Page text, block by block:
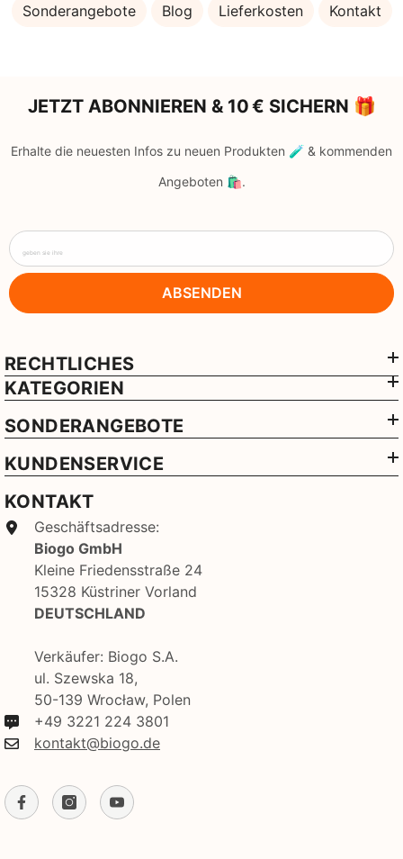
Sonderangebote Blog Lieferkosten Kontakt
JETZT ABONNIEREN & 10 € SICHERN 🎁
Erhalte die neuesten Infos zu neuen Produkten 🧪 & kommenden
Angeboten 🛍️.
geben sie ihre
ABSENDEN
RECHTLICHES
KATEGORIEN
SONDERANGEBOTE
KUNDENSERVICE
KONTAKT
Geschäftsadresse:
Biogo GmbH
Kleine Friedensstraße 24
15328 Küstriner Vorland
DEUTSCHLAND
Verkäufer: Biogo S.A.
ul. Szewska 18,
50-139 Wrocław, Polen
+49 3221 224 3801
kontakt@biogo.de